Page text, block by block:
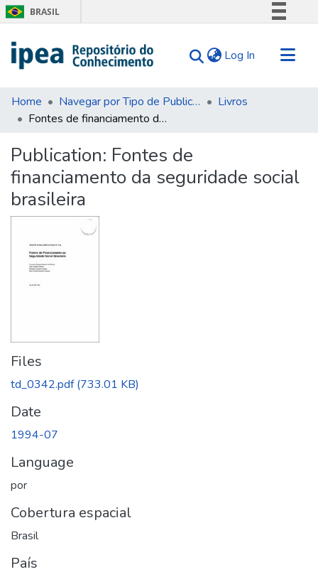
BRASIL
Comunica BR
Acesso à informação
Log In (current)
Communities & Collections
Search for
Statistics
Tips
About Us
Home Navegar por Tipo de Publicação
Livros
Fontes de financiamento da seguridade social brasileira
Publication: Fontes de
financiamento da seguridade social
brasileira
Files
td_0342.pdf(733.01 KB)
Date
1994-07
Language
por
Cobertura espacial
Brasil
País